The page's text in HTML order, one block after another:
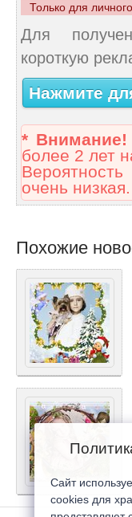
Только для
Для
короткую
Нажмите
* Внимание!
более 2 лет
очень низкая.
Похожие
Сайт
cookies для